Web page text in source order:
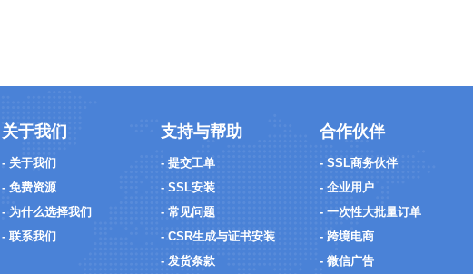
关于我们
- 关于我们
- 免费资源
- 为什么选择我们
- 联系我们
支持与帮助
- 提交工单
- SSL安装
- 常见问题
- CSR生成与证书安装
- 发货条款
合作伙伴
- SSL商务伙伴
- 企业用户
- 一次性大批量订单
- 跨境电商
- 微信广告